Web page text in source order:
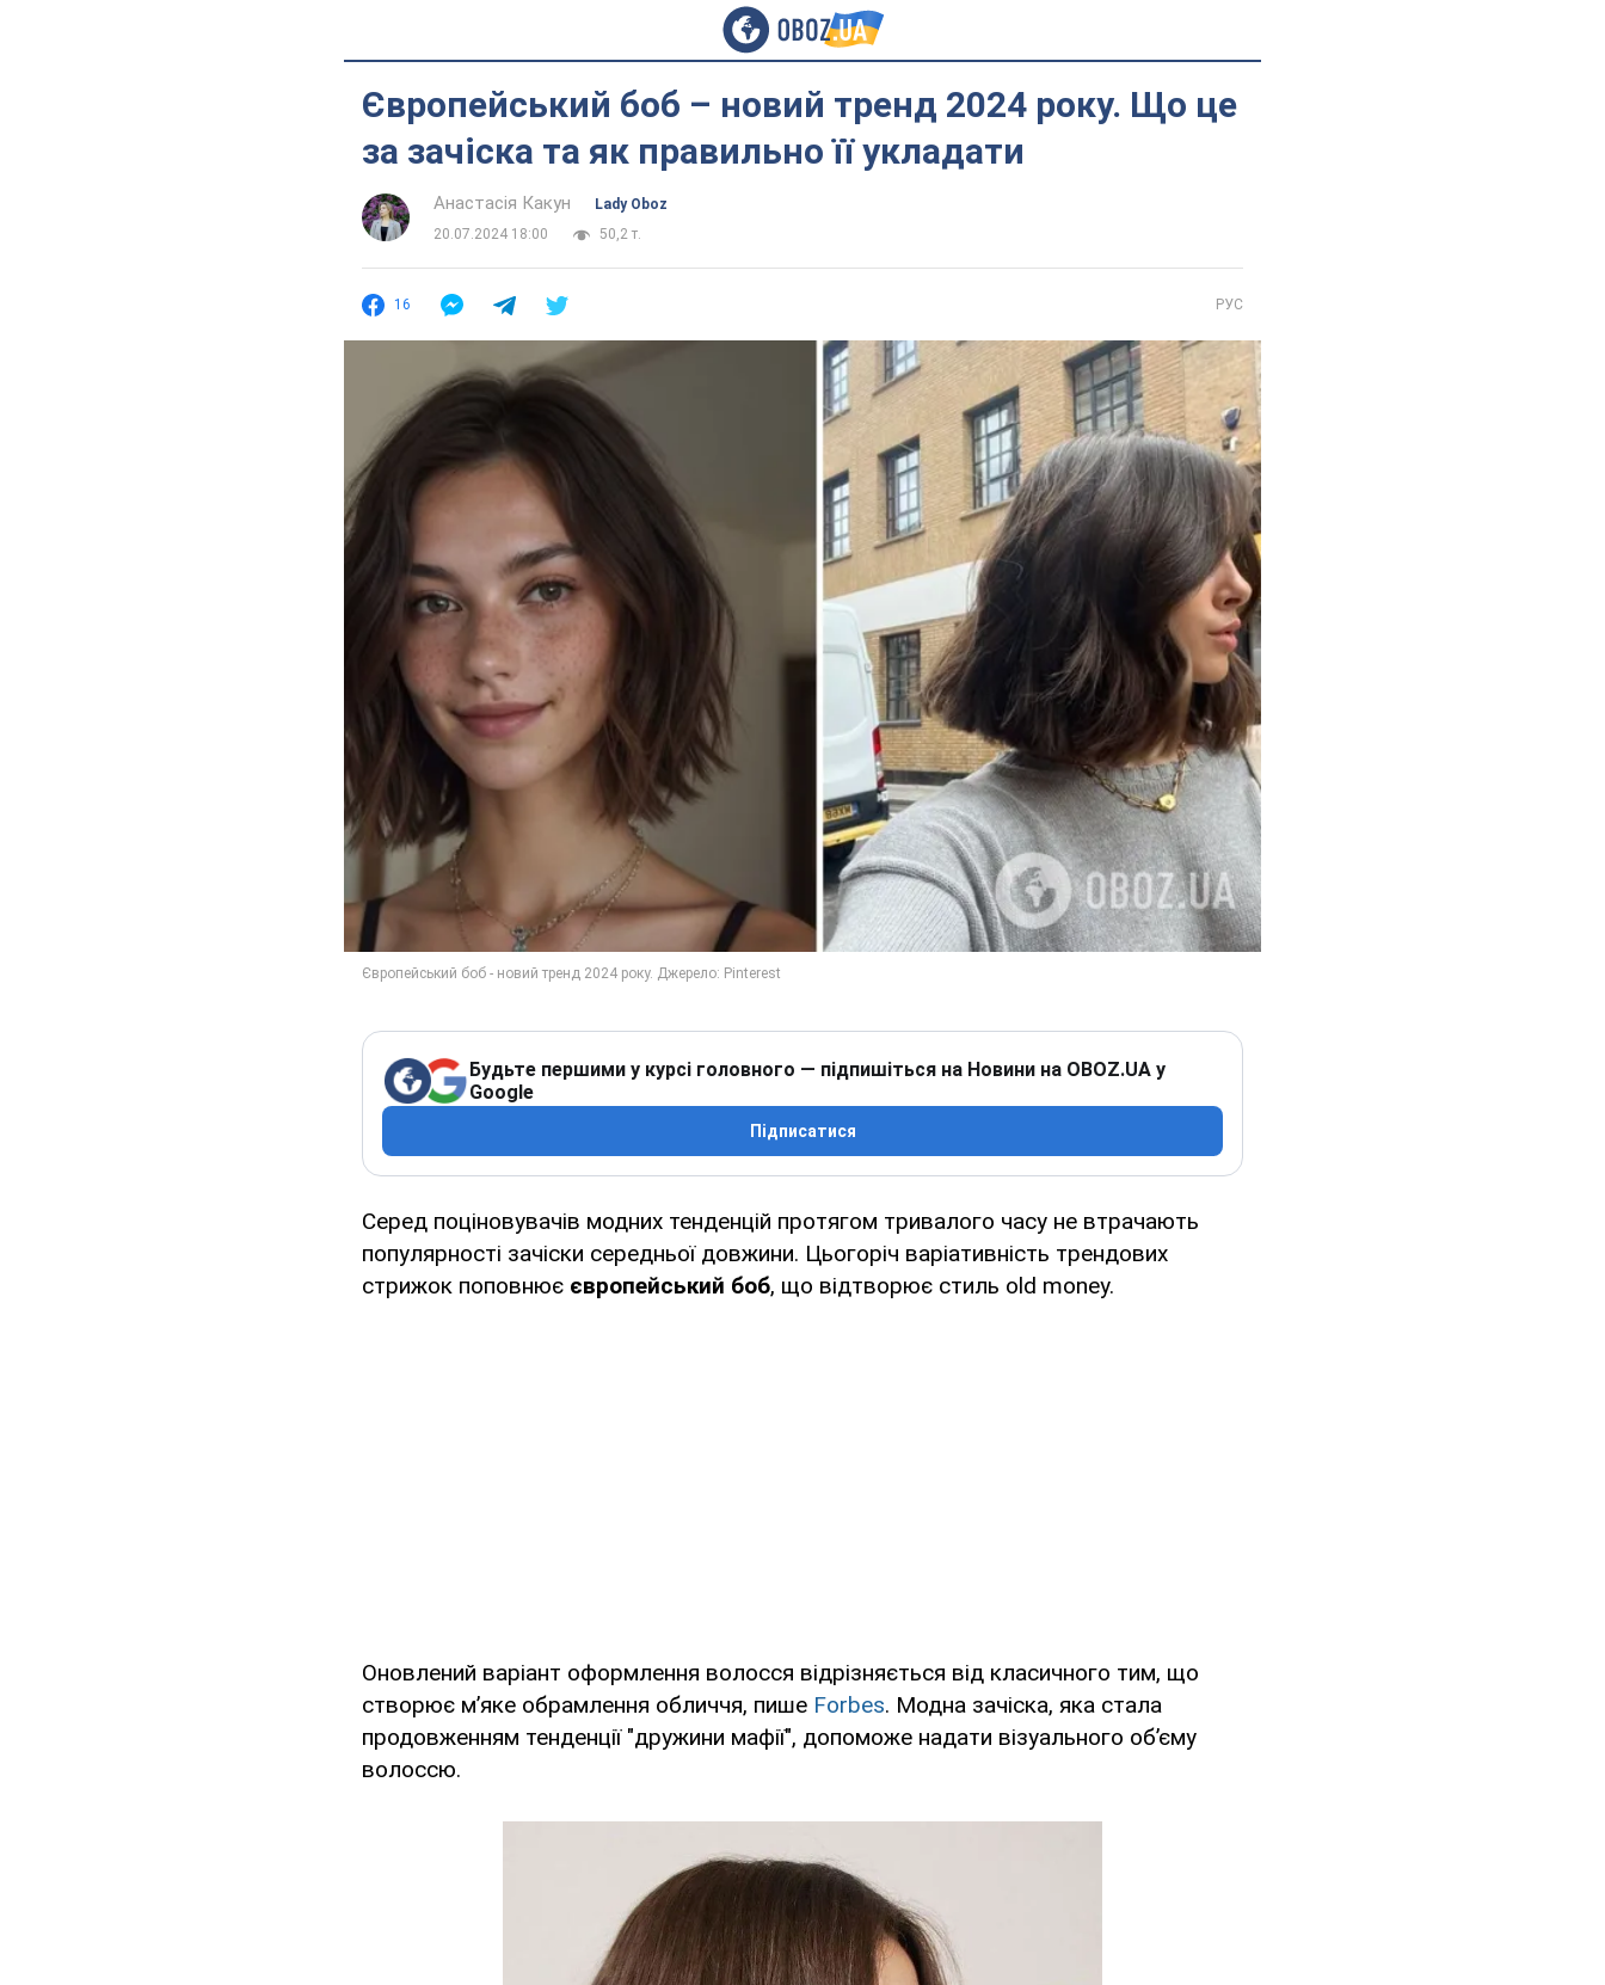
Європейський боб – новий тренд 2024 року. Що це
за зачіска та як правильно її укладати
Анастасія Какун
Lady Oboz
20.07.2024 18:00
50,2 т.
16 РУС
Будьте першими у курсі головного — підпишіться на Новини на OBOZ.UA у
Google
Підписатися
Серед поціновувачів модних тенденцій протягом тривалого часу не втрачають
популярності зачіски середньої довжини. Цьогоріч варіативність трендових
стрижок поповнює європейський боб, що відтворює стиль old money.
Оновлений варіант оформлення волосся відрізняється від класичного тим, що
створює м’яке обрамлення обличчя, пише Forbes. Модна зачіска, яка стала
продовженням тенденції "дружини мафії", допоможе надати візуального об’єму
волоссю.